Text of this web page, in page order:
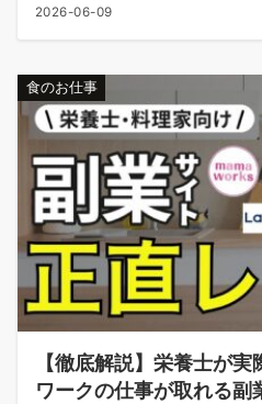
2026-06-09
食のお仕事
【徹底解説】栄養士が
ワークの仕事が取れる